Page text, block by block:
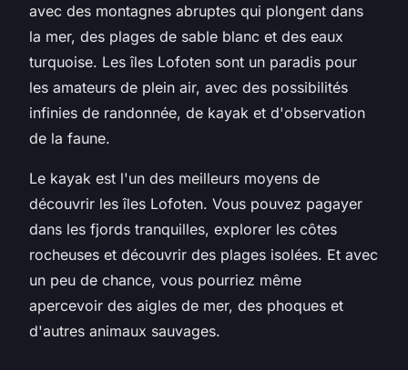
avec des montagnes abruptes qui plongent dans
la mer, des plages de sable blanc et des eaux
turquoise. Les îles Lofoten sont un paradis pour
les amateurs de plein air, avec des possibilités
infinies de randonnée, de kayak et d'observation
de la faune.
Le kayak est l'un des meilleurs moyens de
découvrir les îles Lofoten. Vous pouvez pagayer
dans les fjords tranquilles, explorer les côtes
rocheuses et découvrir des plages isolées. Et avec
un peu de chance, vous pourriez même
apercevoir des aigles de mer, des phoques et
d'autres animaux sauvages.